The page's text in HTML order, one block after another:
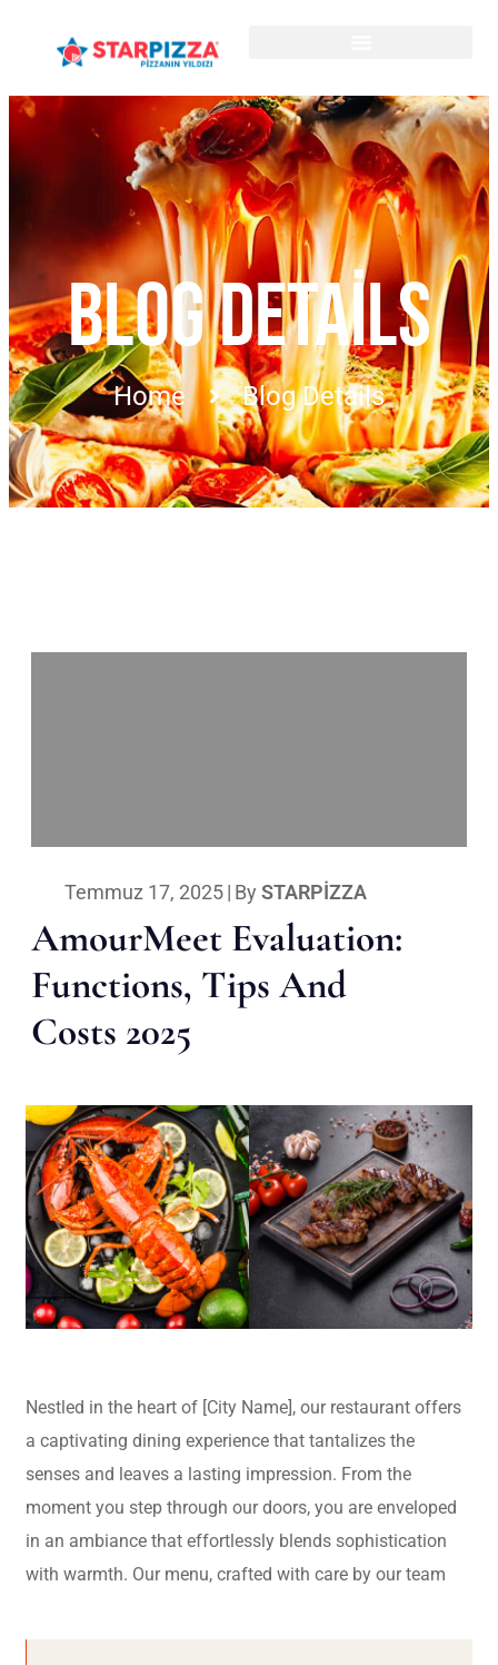
BLOG DETAILS
Home Blog Details
Temmuz 17, 2025| By STARPIZZA
AmourMeet Evaluation:
Functions, Tips And
Costs 2025
Nestled in the heart of [City Name], our restaurant offers
a captivating dining experience that tantalizes the
senses and leaves a lasting impression. From the
moment you step through our doors, you are enveloped
in an ambiance that effortlessly blends sophistication
with warmth. Our menu, crafted with care by our team